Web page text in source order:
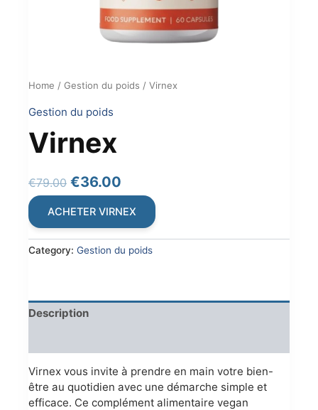
Home / Gestion du poids / Virnex
Gestion du poids
Virnex
€79.00 Original
€79.00.
€36.00
price
€36.00.
ACHETER VIRNEX
Category: Gestion du poids
Description
Virnex vous invite à prendre en main votre bien-
être au quotidien avec une démarche simple et
efficace. Ce complément alimentaire vegan